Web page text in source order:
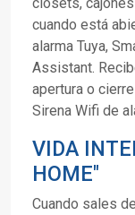
cuando está
alarma Tuya,
Assistant.
apertura o
Sirena Wifi de
VIDA
HOME"
Cuando sales